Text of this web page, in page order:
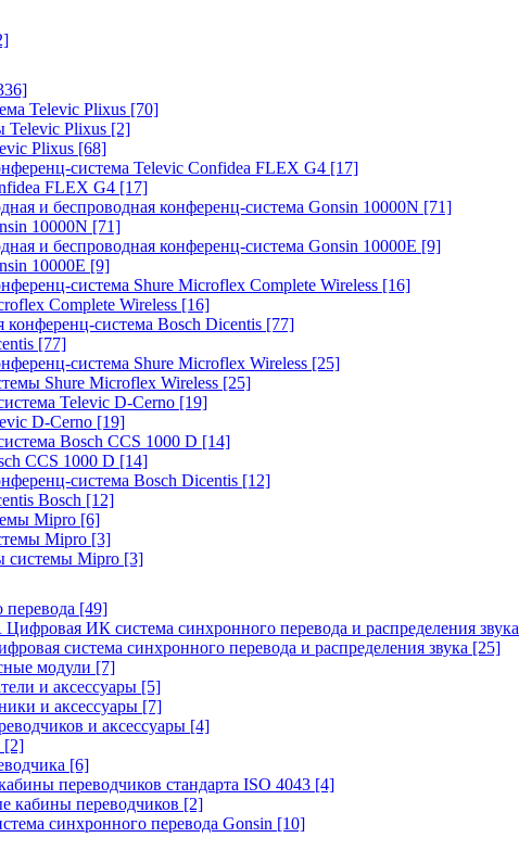
Televic Plixus [70]
Televic Plixus [2]
Plixus [68]
система Televic Confidea FLEX G4 [17]
FLEX G4 [17]
и беспроводная конференц-система Gonsin 10000N [71]
10000N [71]
и беспроводная конференц-система Gonsin 10000E [9]
10000E [9]
система Shure Microflex Complete Wireless [16]
Complete Wireless [16]
система Bosch Dicentis [77]
[77]
система Shure Microflex Wireless [25]
Shure Microflex Wireless [25]
Televic D-Cerno [19]
D-Cerno [19]
Bosch CCS 1000 D [14]
CCS 1000 D [14]
система Bosch Dicentis [12]
Bosch [12]
Mipro [6]
Mipro [3]
системы Mipro [3]
[49]
ИК система синхронного перевода и распределения звука
система синхронного перевода и распределения звука [25]
модули [7]
и аксессуары [5]
и аксессуары [7]
и аксессуары [4]
[2]
[6]
переводчиков стандарта ISO 4043 [4]
кабины переводчиков [2]
синхронного перевода Gonsin [10]